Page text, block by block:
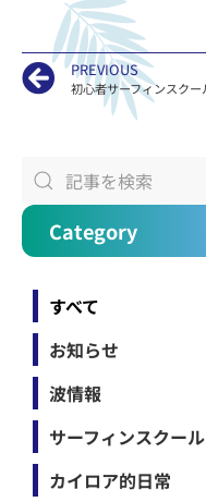
PREVIOUS
Category
すべて
お知らせ
波情報
サーフィンスクール
カイロア的日常